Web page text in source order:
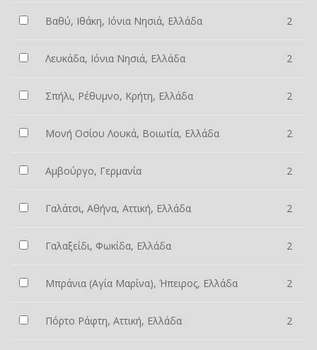
Βαθύ, Ιθάκη, Ιόνια Νησιά, Ελλάδα 2
Λευκάδα, Ιόνια Νησιά, Ελλάδα 2
Σπήλι, Ρέθυμνο, Κρήτη, Ελλάδα 2
Μονή Οσίου Λουκά, Βοιωτία, Ελλάδα 2
Αμβούργο, Γερμανία 2
Γαλάτσι, Αθήνα, Αττική, Ελλάδα 2
Γαλαξείδι, Φωκίδα, Ελλάδα 2
Μπράνια (Αγία Μαρίνα), Ήπειρος, Ελλάδα 2
Πόρτο Ράφτη, Αττική, Ελλάδα 2